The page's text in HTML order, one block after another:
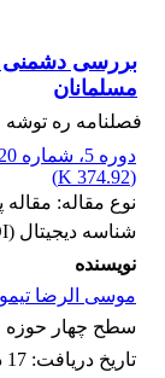
بررسی دشمنی
مسلمانان
فصلنامه ره توشه
دوره 5، شماره 20
(
374.92 K
)
نوع مقاله:
شناسه دیجیتال (DOI):
نویسنده
موسی الرضا
سطح چهار حوزه
تاریخ دریافت: 17 دی 1403